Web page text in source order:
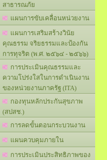
สาธารณภัย
แผนการขับเคลื่อนหน่วยงาน
แผนการเสริมสร้างวินัย
คุณธรรม จริยธรรมและป้องกัน
การทุจริต (พ.ศ. ๒๕๖๔ - ๒๕๖๖)
การประเมินคุณธรรมและ
ความโปร่งใสในการดำเนินงาน
ของหน่วยงานภาครัฐ (ITA)
กองทุนหลักประกันสุขภาพ
(สปสช.)
การลดขั้นตอนกระบวนงาน
แผนควบคุมภายใน
การประเมินประสิทธิภาพของ